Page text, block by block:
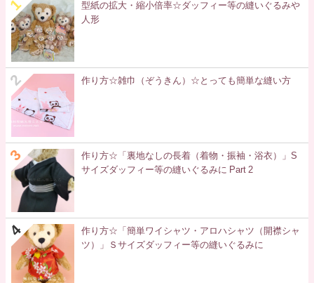
型紙の拡大・縮小倍率☆ダッフィー等の縫いぐるみや
人形
作り方☆雑巾（ぞうきん）☆とっても簡単な縫い方
作り方☆「裏地なしの長着（着物・振袖・浴衣）」S
サイズダッフィー等の縫いぐるみに Part 2
作り方☆「簡単ワイシャツ・アロハシャツ（開襟シャ
ツ）」Ｓサイズダッフィー等の縫いぐるみに